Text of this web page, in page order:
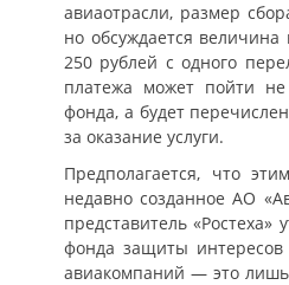
авиаотрасли, размер
но обсуждается
250 рублей с одного
платежа может пойти
фонда, а будет
за оказание услуги.
Предполагается, что
недавно созданное АО
представитель «Ростеха»
фонда защиты
авиакомпаний — это